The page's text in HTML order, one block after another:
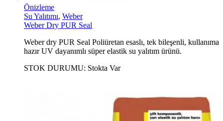
Önizleme
Su Yalıtımı, Weber
Weber Dry PUR Seal
Weber dry PUR Seal Poliüretan esaslı, tek bileşenli, kullanıma
hazır UV dayanımlı süper elastik su yalıtım ürünü.
STOK DURUMU: Stokta Var